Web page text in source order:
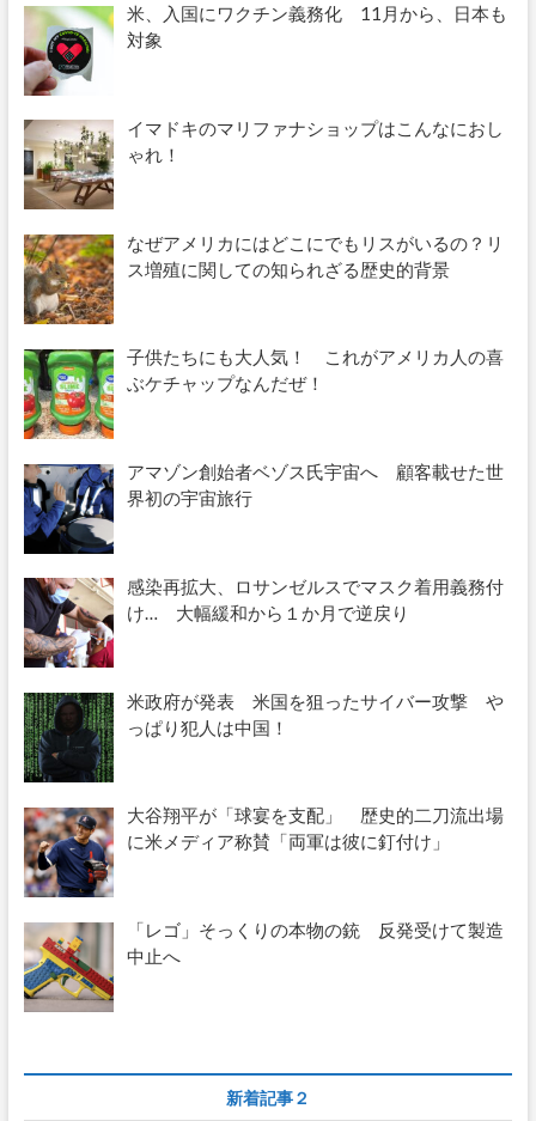
米、入国にワクチン義務化 11月から、日本も
対象
イマドキのマリファナショップはこんなにおし
ゃれ！
なぜアメリカにはどこにでもリスがいるの？リ
ス増殖に関しての知られざる歴史的背景
子供たちにも大人気！ これがアメリカ人の喜
ぶケチャップなんだぜ！
アマゾン創始者ベゾス氏宇宙へ 顧客載せた世
界初の宇宙旅行
感染再拡大、ロサンゼルスでマスク着用義務付
け… 大幅緩和から１か月で逆戻り
米政府が発表 米国を狙ったサイバー攻撃 や
っぱり犯人は中国！
大谷翔平が「球宴を支配」 歴史的二刀流出場
に米メディア称賛「両軍は彼に釘付け」
「レゴ」そっくりの本物の銃 反発受けて製造
中止へ
新着記事２